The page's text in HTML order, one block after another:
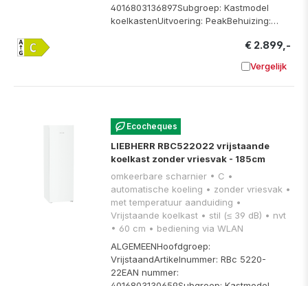
4016803136897Subgroep: Kastmodel
koelkastenUitvoering: PeakBehuizing:…
€ 2.899,-
Vergelijk
Ecocheques
LIEBHERR RBC522022 vrijstaande
koelkast zonder vriesvak - 185cm
omkeerbare scharnier • C •
automatische koeling • zonder vriesvak •
met temperatuur aanduiding •
Vrijstaande koelkast • stil (≤ 39 dB) • nvt
• 60 cm • bediening via WLAN
ALGEMEENHoofdgroep:
VrijstaandArtikelnummer: RBc 5220-
22EAN nummer: